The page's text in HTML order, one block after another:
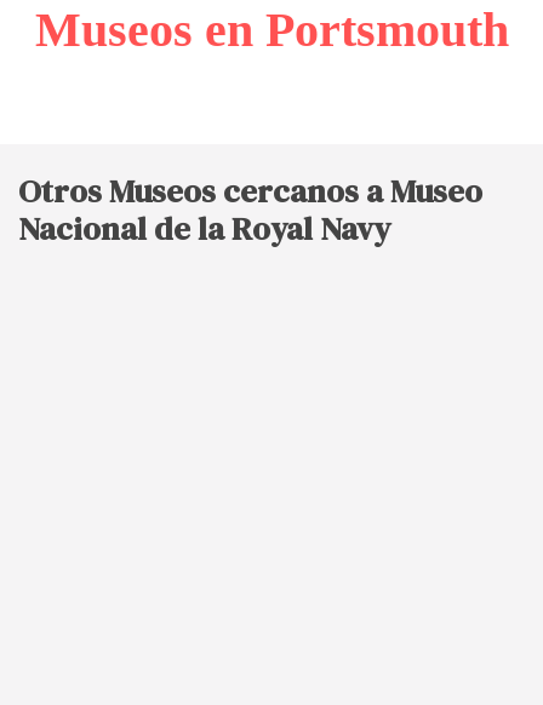
Museos en Portsmouth
Otros Museos cercanos a Museo
Nacional de la Royal Navy